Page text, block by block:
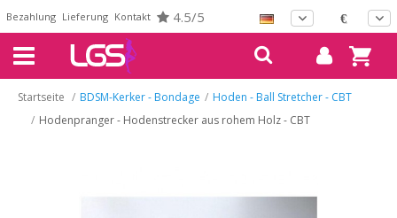
Bezahlung Lieferung Kontakt 4.5/5 €
Startseite / BDSM-Kerker - Bondage / Hoden - Ball Stretcher - CBT
/ Hodenpranger - Hodenstrecker aus rohem Holz - CBT